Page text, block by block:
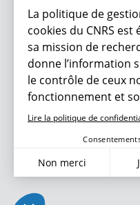
La politique de
cookies du CNRS
sa mission de
donne l’information
le contrôle de ceux
fonctionnement et
Lire la politique de
Non merci
Plateforme de Gestion